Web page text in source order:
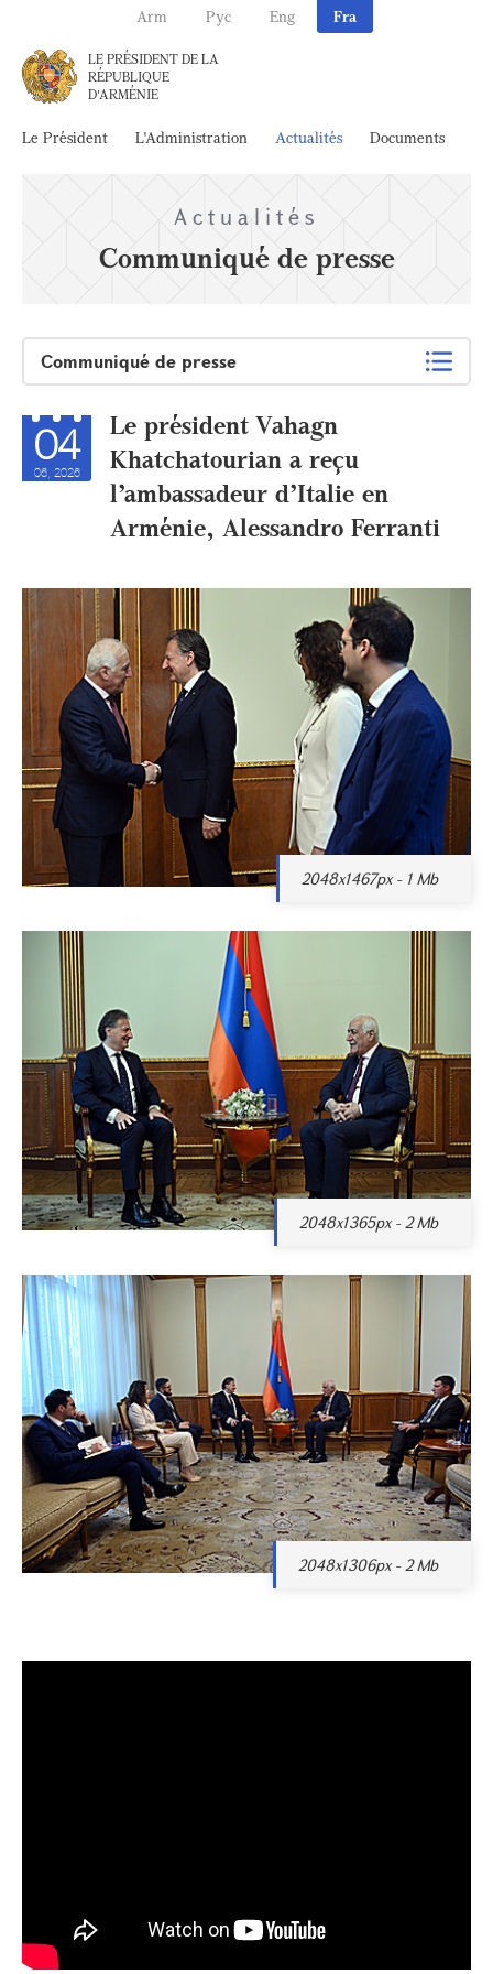
Arm Рус Eng Fra
LE PRÉSIDENT DE LA
RÉPUBLIQUE
D'ARMÉNIE
Le Président L'Administration Actualités Documents
Actualités
Communiqué de presse
Communiqué de presse
04
06, 2026
Le président Vahagn
Khatchatourian a reçu
l’ambassadeur d’Italie en
Arménie, Alessandro Ferranti
2048x1467px - 1 Mb
2048x1365px - 2 Mb
2048x1306px - 2 Mb